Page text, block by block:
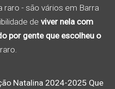
raro - são vários em Barra
de viver nela com
por gente que escolheu o
Natalina 2024-2025 Que